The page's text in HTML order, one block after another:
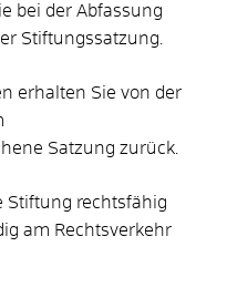
bei der Abfassung
Stiftungssatzung.
erhalten Sie von der
Satzung zurück.
Stiftung rechtsfähig
am Rechtsverkehr